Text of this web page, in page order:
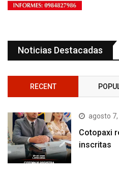
Noticias Destacadas
RECENT
agosto
Cotopaxi
inscritas